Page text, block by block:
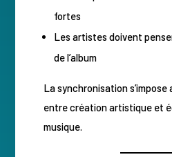
fortes
Les artistes doivent
de l’album
La synchronisation s’impose
entre création artistique et
musique.